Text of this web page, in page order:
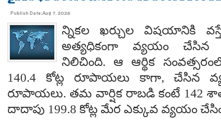
Publish Date:Aug 7, 2026
న్నికల ఖర్చుల విషయానికి
అత్యధికంగా వ్యయం చేసిన
నిలిచింది. ఆ ఆర్థిక
140.4 కోట్ల రూపాయలు కాగా, చేసిన
రూపాయలు. తమ వార్షిక రాబడి కంటే 142
దాదాపు 199.8 కోట్ల మేర ఎక్కువ వ్యయం